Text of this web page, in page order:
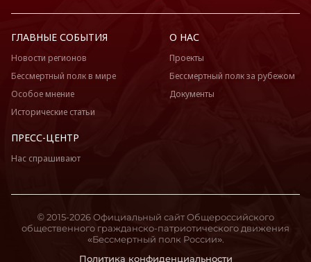
ГЛАВНЫЕ СОБЫТИЯ
Новости регионов
Бессмертный полк в мире
Особое мнение
Исторические статьи
О НАС
Проекты
Бессмертный полк за рубежом
Документы
ПРЕСС-ЦЕНТР
Нас спрашивают
Политика конфиденциальности
© 2015-2026 Официальный сайт Общероссийского
общественного гражданско-патриотического движения
«Бессмертный полк России».